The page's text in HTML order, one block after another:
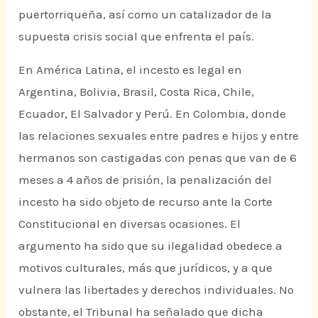
puertorriqueña, así como un catalizador de la
supuesta crisis social que enfrenta el país.
En América Latina, el incesto es legal en
Argentina, Bolivia, Brasil, Costa Rica, Chile,
Ecuador, El Salvador y Perú. En Colombia, donde
las relaciones sexuales entre padres e hijos y entre
hermanos son castigadas con penas que van de 6
meses a 4 años de prisión, la penalización del
incesto ha sido objeto de recurso ante la Corte
Constitucional en diversas ocasiones. El
argumento ha sido que su ilegalidad obedece a
motivos culturales, más que jurídicos, y a que
vulnera las libertades y derechos individuales. No
obstante, el Tribunal ha señalado que dicha